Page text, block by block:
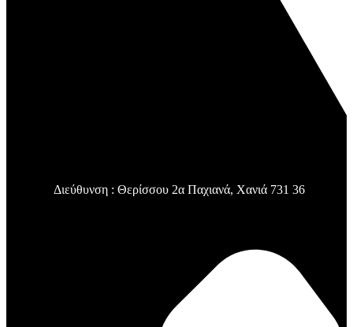
Διεύθυνση : Θερίσσου 2α Παχιανά, Χανιά 731 36